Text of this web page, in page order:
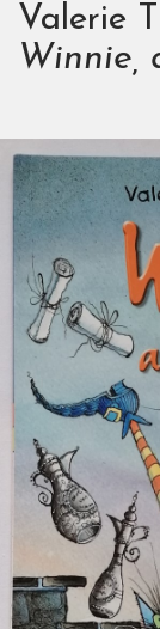
Valerie
Winnie,